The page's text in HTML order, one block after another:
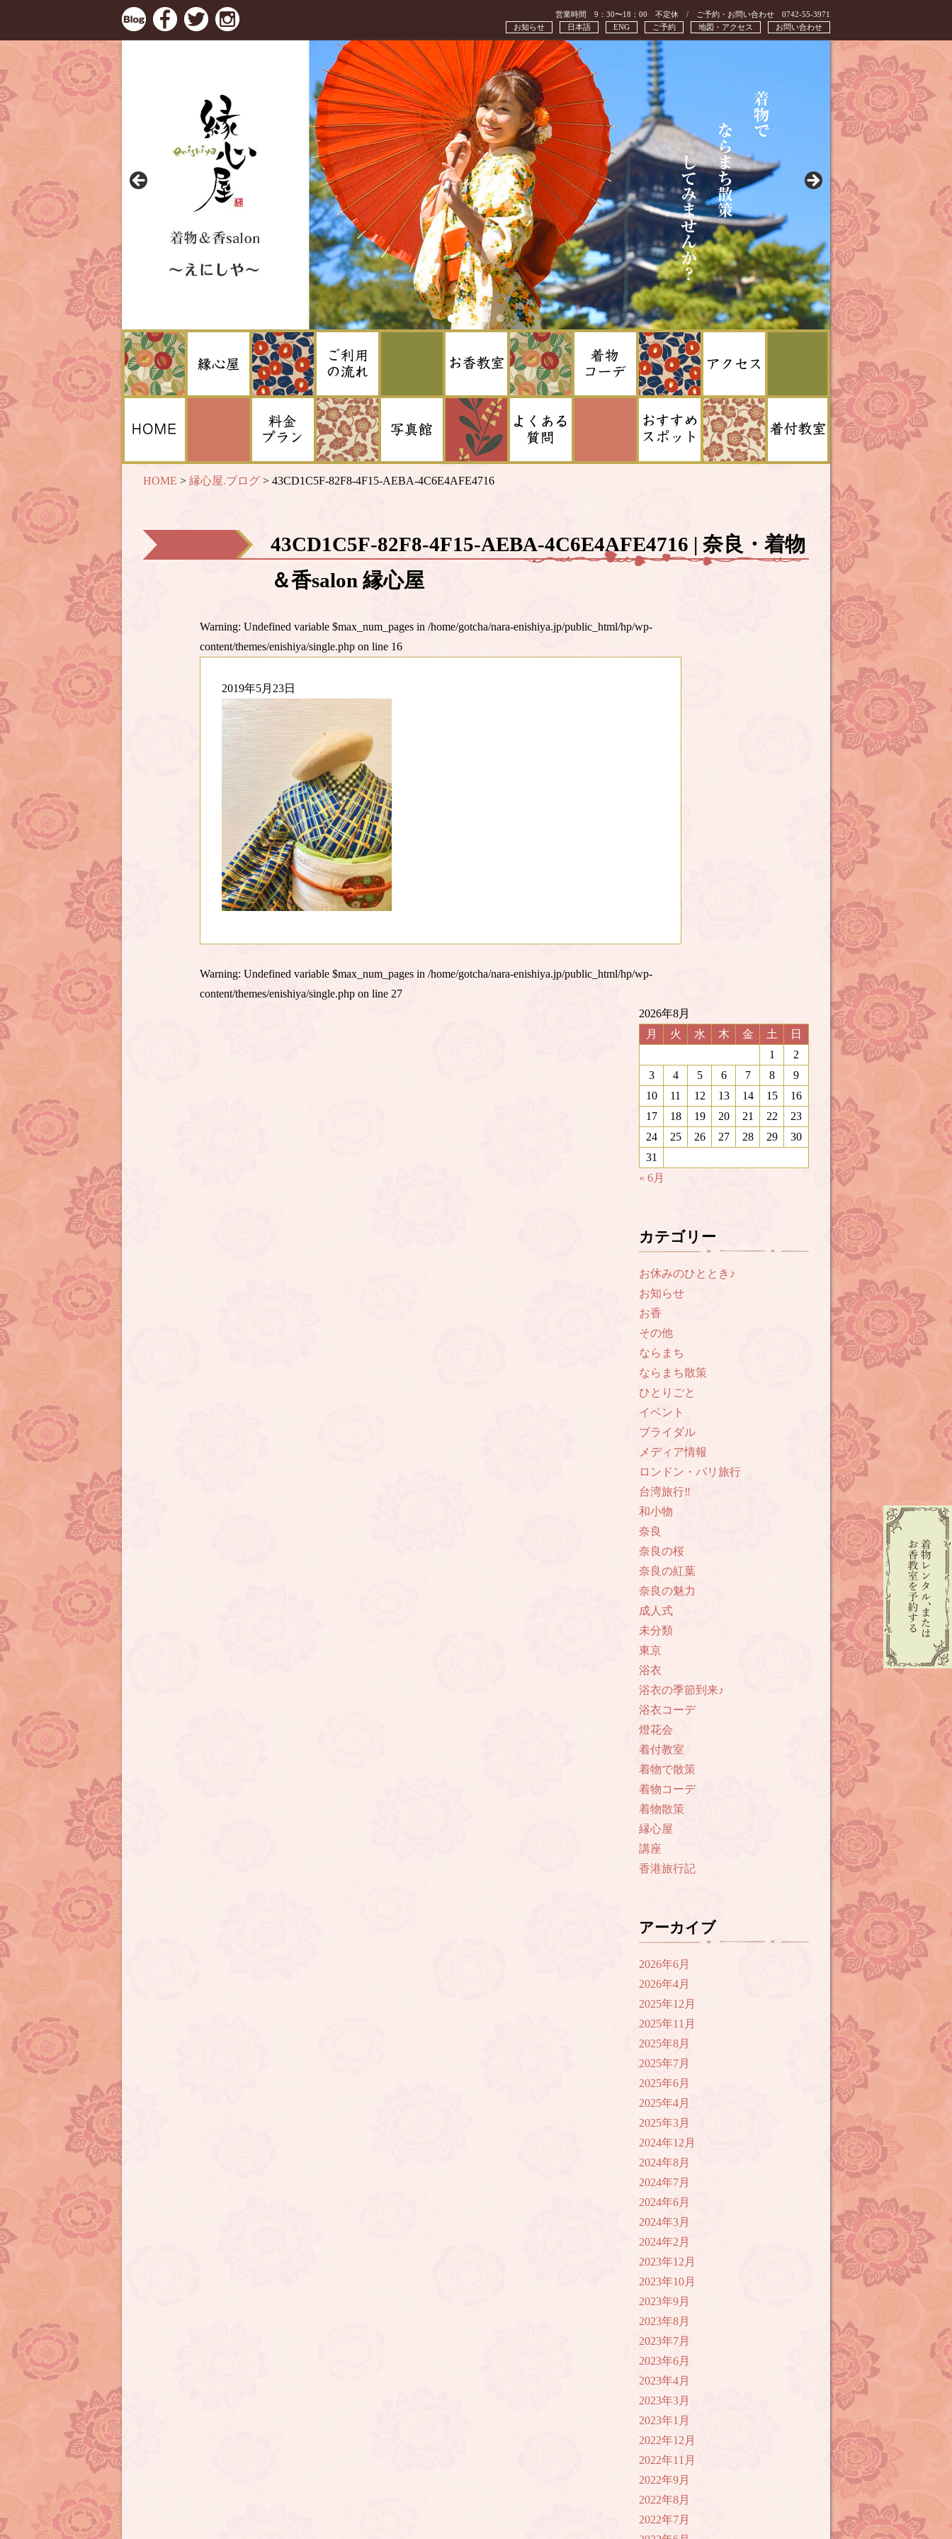
営業時間 9：30〜18：00 不定休 / ご予約・お問い合わせ 0742-55-3971
お問い合わせ
地図・アクセス
ご予約
ENG
日本語
お知らせ
HOME > 縁心屋.ブログ > 43CD1C5F-82F8-4F15-AEBA-4C6E4AFE4716
43CD1C5F-82F8-4F15-AEBA-4C6E4AFE4716 | 奈良・着物
＆香salon 縁心屋
Warning: Undefined variable $max_num_pages in /home/gotcha/nara-enishiya.jp/public_html/hp/wp-
content/themes/enishiya/single.php on line 16
2019年5月23日
Warning: Undefined variable $max_num_pages in /home/gotcha/nara-enishiya.jp/public_html/hp/wp-
content/themes/enishiya/single.php on line 27
2026年8月
月
火 水 木 金 土
日
1
2
3
4 5 6 7 8
9
10
11 12 13 14 15
16
17
18 19 20 21 22
23
24
25 26 27 28 29
30
31
« 6月
カテゴリー
お休みのひととき♪
お知らせ
お香
その他
ならまち
ならまち散策
ひとりごと
イベント
ブライダル
メディア情報
ロンドン・パリ旅行
台湾旅行‼︎
和小物
奈良
奈良の桜
奈良の紅葉
奈良の魅力
成人式
未分類
東京
浴衣
浴衣の季節到来♪
浴衣コーデ
燈花会
着付教室
着物で散策
着物コーデ
着物散策
縁心屋
講座
香港旅行記
アーカイブ
2026年6月
2026年4月
2025年12月
2025年11月
2025年8月
2025年7月
2025年6月
2025年4月
2025年3月
2024年12月
2024年8月
2024年7月
2024年6月
2024年3月
2024年2月
2023年12月
2023年10月
2023年9月
2023年8月
2023年7月
2023年6月
2023年4月
2023年3月
2023年1月
2022年12月
2022年11月
2022年9月
2022年8月
2022年7月